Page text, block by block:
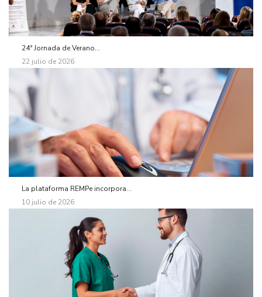
24ª Jornada de Verano...
22 julio de 2026
La plataforma REMPe incorpora...
10 julio de 2026